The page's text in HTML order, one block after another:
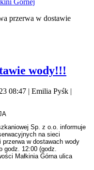
Górnej
przerwa w dostawie
wody!!!
08:47 | Emilia Pyśk |
Sp. z o.o. informuje
na sieci
w dostawach wody
godz. 12:00 (godz.
Małkinia Górna ulica